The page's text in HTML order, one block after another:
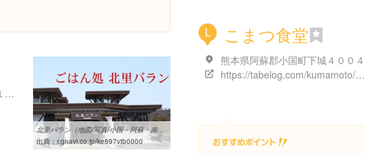
L こまつ食堂
熊本県阿蘇郡小国町下城４００４
https://tabelog.com/kumamoto/A4302/A430203/43006375/
熊本県阿蘇郡小国町北里３７１-１
北里バラン（地図/写真/小国・阿蘇・南阿蘇/ハンバーグ） - ぐるなび
出典： r.gnavi.co.jp/ke897vtb0000